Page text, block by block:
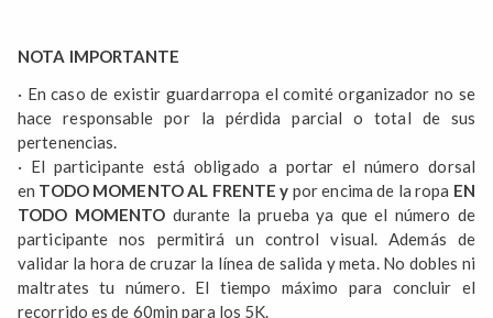
NOTA IMPORTANTE
· En caso de existir guardarropa el comité organizador no se
hace responsable por la pérdida parcial o total de sus
pertenencias.
· El participante está obligado a portar el número dorsal
en TODO MOMENTO AL FRENTE y por encima de la ropa EN
TODO MOMENTO durante la prueba ya que el número de
participante nos permitirá un control visual. Además de
validar la hora de cruzar la línea de salida y meta. No dobles ni
maltrates tu número. El tiempo máximo para concluir el
recorrido es de 60min para los 5K.